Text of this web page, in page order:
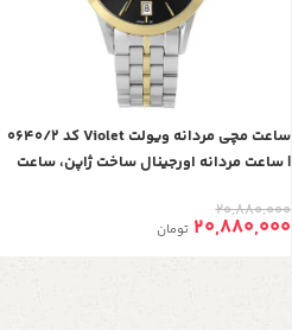
ساعت مچی مردانه ویولت Violet کد 0640/2
| ساعت مردانه اورجینال ساخت ژاپن، ساعت
موتوره، دو رنگ طلایی مشکی
20,880,000
20,880,000 تومان